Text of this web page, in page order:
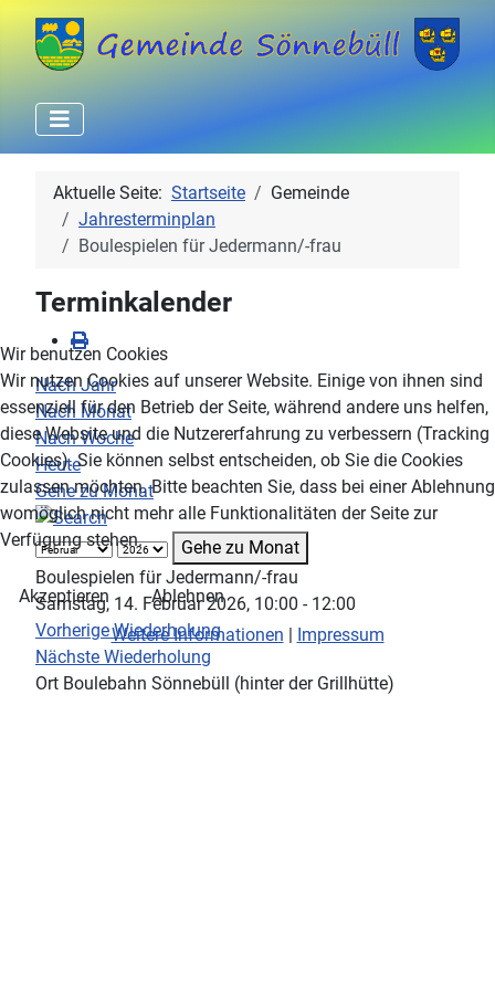
Aktuelle Seite: Startseite
Gemeinde
Jahresterminplan
Boulespielen für Jedermann/-frau
Terminkalender
Nach Jahr
Nach Monat
Nach Woche
Heute
Gehe zu Monat
Gehe zu Monat
Boulespielen für Jedermann/-frau
Samstag, 14. Februar 2026, 10:00 - 12:00
Vorherige Wiederholung
Nächste Wiederholung
Ort Boulebahn Sönnebüll (hinter der Grillhütte)
Wir benutzen Cookies
Wir nutzen Cookies auf unserer Website. Einige von ihnen sind
essenziell für den Betrieb der Seite, während andere uns helfen,
diese Website und die Nutzererfahrung zu verbessern (Tracking
Cookies). Sie können selbst entscheiden, ob Sie die Cookies
zulassen möchten. Bitte beachten Sie, dass bei einer Ablehnung
womöglich nicht mehr alle Funktionalitäten der Seite zur
Verfügung stehen.
Akzeptieren
Ablehnen
Weitere Informationen | Impressum